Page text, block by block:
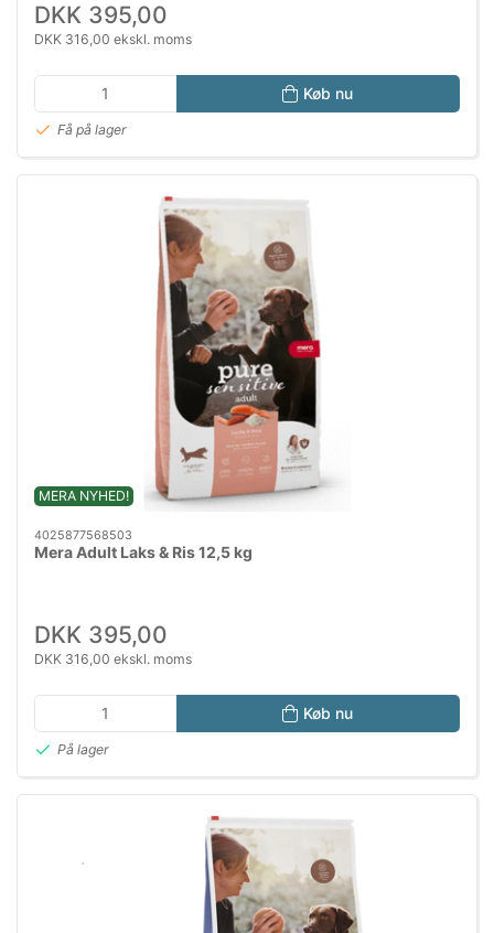
DKK 395,00
DKK 316,00 ekskl. moms
Køb nu
Få på lager
MERA NYHED!
4025877568503
Mera Adult Laks & Ris 12,5 kg
DKK 395,00
DKK 316,00 ekskl. moms
Køb nu
På lager